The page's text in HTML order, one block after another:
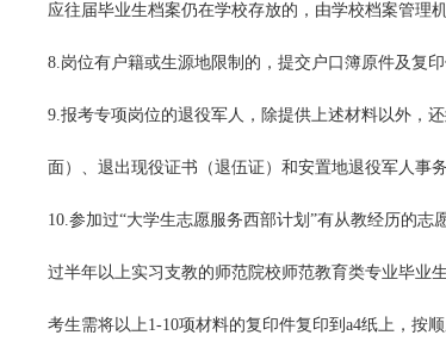
应往届毕业生档案仍在学校存放的，由学校档案管理
8.岗位有户籍或生源地限制的，提交户口簿原件及复
9.报考专项岗位的退役军人，除提供上述材料以外，
面）、退出现役证书（退伍证）和安置地退役军人事
10.参加过“大学生志愿服务西部计划”有从教经历的
过半年以上实习支教的师范院校师范教育类专业毕业
考生需将以上1-10项材料的复印件复印到a4纸上，按